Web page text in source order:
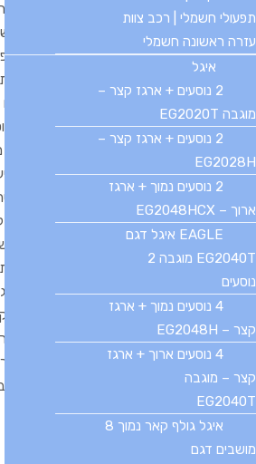
נוהגים ברכבים ללא רישיון נהיגה אף שכזה
כאלה שאינם מותרים לנסיעת כלים תפעוליים
וחוסר ידיעה משווע, לצד היתממות ועוז רוח
הכלים השונים. אחת מן הדוגמאות הבולטות
הקונצנזוס", היא הריקשות שאוספות
בתחנות ההשכרה, למיטב הידיעה (טל"ח) הן
מתאימים בניגוד לחוק, לא פעם בנהיגה של בן
מארצות זרות כאלה ואחרים. לרוב ולמיטב
והן סמכויות האכיפה השונות בכללן משטרת
ראויה להגביל התנהגות זו. נכביר ונאמר כי
משאבים לעצור בכל רמזור שני ולחשוב מה
שעצרו באמצע הכביש. היכן ישימו אותו, כיצד
כמה ניתן להבין את המרכיבים והפערים בין
חלקם עומדים בתקנים המורשים וחלקם לא.
עוד לא נגמר, תחום הרכב החשמלי הקטן
ושינויים – ובתקווה גם אישורים רבים – עוד
נעימהובינתיים, סעו בזהירות תוך ציות לחוק
צוות אתרמובינג
תפעולי חשמלי | רכב צוות
עזרה ראשונה חשמלי
איגל
2 נוסעים + ארגז קצר –
מוגבה EG2020T
2 נוסעים + ארגז קצר –
EG2028H
2 נוסעים נמוך + ארגז
ארוך – EG2048HCX
EAGLE איגל דגם
EG2040T מוגבה 2
נוסעים
4 נוסעים נמוך + ארגז
קצר – EG2048H
4 נוסעים ארוך + ארגז
קצר – מוגבה
EG2040T
איגל גולף קאר נמוך 8
מושבים דגם